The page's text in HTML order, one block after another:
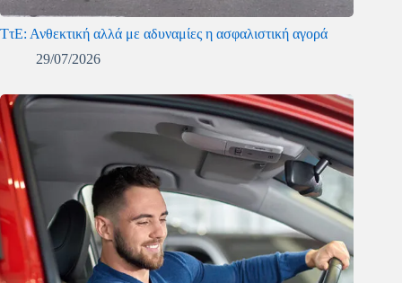
ΤτΕ: Ανθεκτική αλλά με αδυναμίες η ασφαλιστική αγορά
29/07/2026